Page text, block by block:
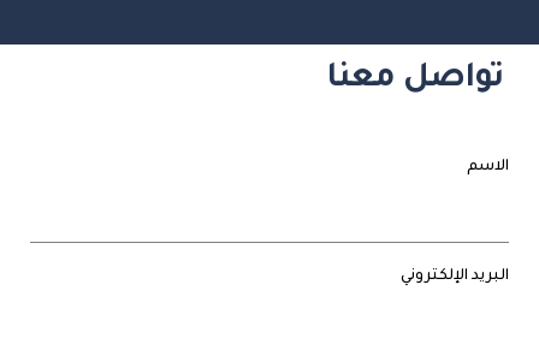
تواصل معنا
الاسم
البريد الإلكتروني